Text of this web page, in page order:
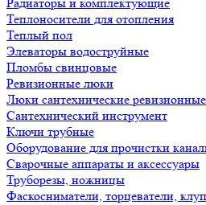
Теплоносители для отопления
Теплый пол
Элеваторы водоструйные
Пломбы свинцовые
Ревизионные люки
Люки сантехнические ревизионные
Сантехнический инструмент
Ключи трубные
Оборудование для прочистки
Сварочные аппараты и аксессуары
Труборезы, ножницы
Фаскосниматели, торцеватели,